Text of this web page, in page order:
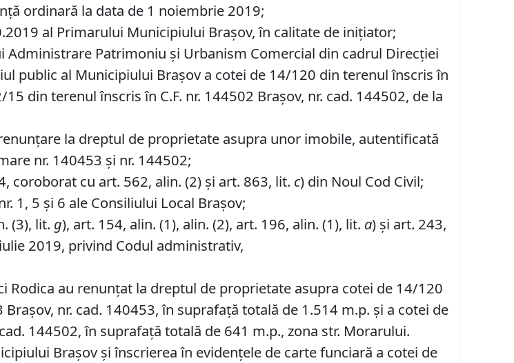
ordinară la data de 1 noiembrie 2019;
al Primarului Municipiului Brașov, în calitate de inițiator;
Administrare Patrimoniu şi Urbanism Comercial din cadrul Direcției
public al Municipiului Braşov a cotei de 14/120 din terenul înscris în
din terenul înscris în C.F. nr. 144502 Brașov, nr. cad. 144502, de la
la dreptul de proprietate asupra unor imobile, autentificată
nr. 140453 și nr. 144502;
coroborat cu art. 562, alin. (2) și art. 863, lit. c) din Noul Cod Civil;
1, 5 și 6 ale Consiliului Local Brașov;
(3), lit. g), art. 154, alin. (1), alin. (2), art. 196, alin. (1), lit. a) și art. 243,
2019, privind Codul administrativ,
Rodica au renunțat la dreptul de proprietate asupra cotei de 14/120
nr. cad. 140453, în suprafață totală de 1.514 m.p. și a cotei de
144502, în suprafață totală de 641 m.p., zona str. Morarului.
Braşov şi înscrierea în evidenţele de carte funciară a cotei de